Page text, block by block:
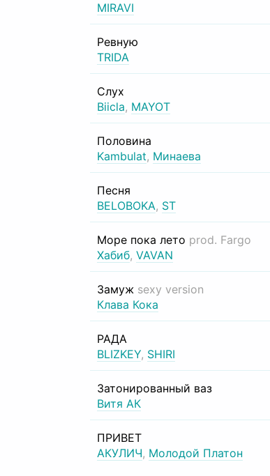
MIRAVI
Ревную
TRIDA
Слух
Biicla, MAYOT
Половина
Kambulat, Минаева
Песня
BELOBOKA, ST
Море пока лето prod. Fargo
Хабиб, VAVAN
Замуж sexy version
Клава Кока
РАДА
BLIZKEY, SHIRI
Затонированный ваз
Витя АК
ПРИВЕТ
АКУЛИЧ, Молодой Платон